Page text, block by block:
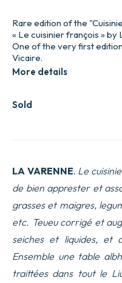
Sold
Rare edition of the
« Le cuisinier françois » by
One of the very first
Vicaire.
More details
LA VARENNE. Le
de bien apprester et
grasses et maigres,
etc. Teueu corrigé et
seiches et liquides, et
Ensemble une table
traittées dans tout le